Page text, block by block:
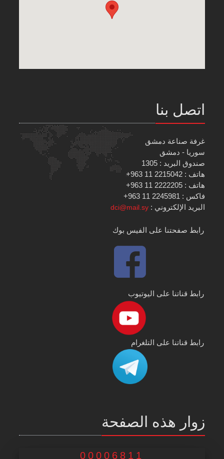
اتصل بنا
غرفة صناعة دمشق
سوريا - دمشق
صندوق البريد : 1305
هاتف : 2215042 11 963+
هاتف : 2222205 11 963+
فاكس : 2245981 11 963+
البريد الإلكتروني :dci@mail.sy
رابط صفحتنا على الفيس بوك
رابط قناتنا على اليوتيوب
رابط قناتنا على التلغرام
زوار هذه الصفحة
00006811